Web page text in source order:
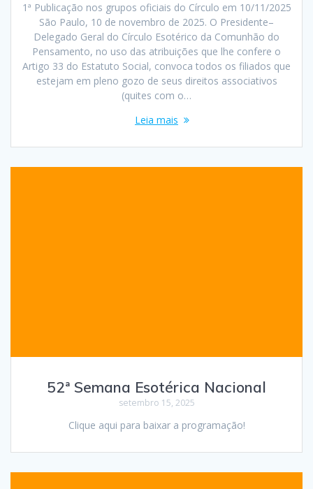
1ª Publicação nos grupos oficiais do Círculo em 10/11/2025
São Paulo, 10 de novembro de 2025. O Presidente–
Delegado Geral do Círculo Esotérico da Comunhão do
Pensamento, no uso das atribuições que lhe confere o
Artigo 33 do Estatuto Social, convoca todos os filiados que
estejam em pleno gozo de seus direitos associativos
(quites com o…
Leia mais
52ª Semana Esotérica Nacional
setembro 15, 2025
Clique aqui para baixar a programação!